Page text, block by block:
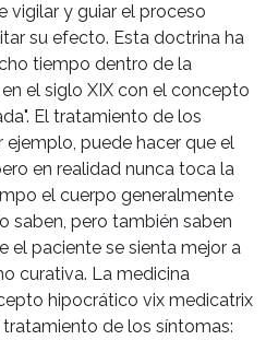
vigilar y guiar el proceso
su efecto. Esta doctrina ha
tiempo dentro de la
el siglo XIX con el concepto
El tratamiento de los
puede hacer que el
en realidad nunca toca la
el cuerpo generalmente
saben, pero también saben
el paciente se sienta mejor a
curativa. La medicina
hipocrático vix medicatrix
de los síntomas: